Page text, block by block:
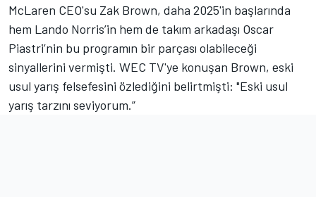
McLaren CEO'su Zak Brown, daha 2025'in başlarında
hem Lando Norris’in hem de takım arkadaşı Oscar
Piastri’nin bu programın bir parçası olabileceği
sinyallerini vermişti. WEC TV'ye konuşan Brown, eski
usul yarış felsefesini özlediğini belirtmişti: "Eski usul
yarış tarzını seviyorum.”